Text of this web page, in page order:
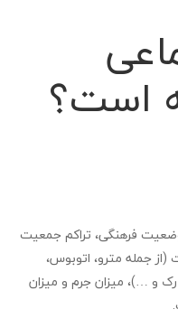
است؟
فرهنگی، تراکم جمعیت
جمله مترو، اتوبوس،
و …)، میزان جرم و میزان